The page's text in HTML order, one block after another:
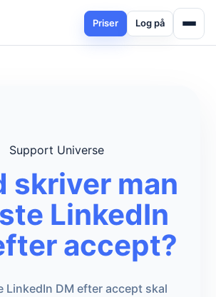
Priser Log på
Support Universe
skriver man
LinkedIn
accept?
LinkedIn DM efter accept skal